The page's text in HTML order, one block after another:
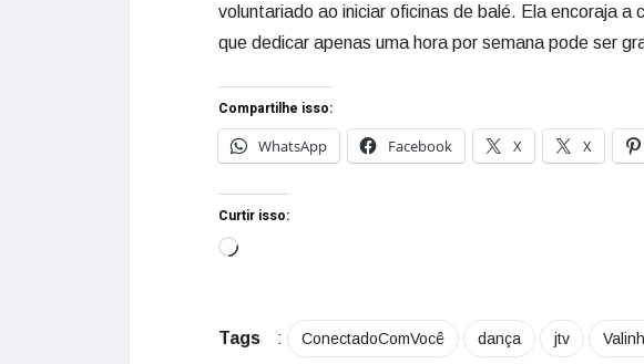
voluntariado ao iniciar oficinas de balé. Ela encoraja a
que dedicar apenas uma hora por semana pode ser
Compartilhe isso:
WhatsApp
Facebook X X
Curtir isso:
Tags : ConectadoComVocê dança jtv